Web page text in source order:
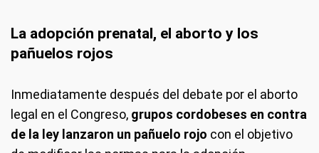
La adopción prenatal, el aborto y los
pañuelos rojos
Inmediatamente después del debate por el aborto
legal en el Congreso, grupos cordobeses en contra
de la ley lanzaron un pañuelo rojo con el objetivo